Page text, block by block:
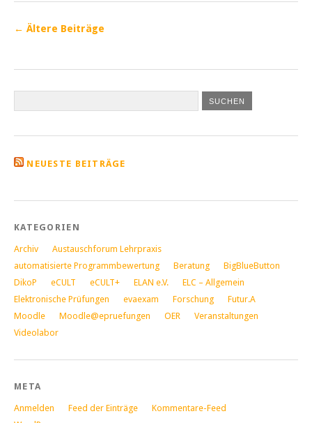
← Ältere Beiträge
NEUESTE BEITRÄGE
KATEGORIEN
Archiv
Austauschforum Lehrpraxis
automatisierte Programmbewertung
Beratung
BigBlueButton
DikoP
eCULT eCULT+ ELAN e.V.
ELC – Allgemein
Elektronische Prüfungen
evaexam Forschung
Futur.A
Moodle
Moodle@epruefungen OER
Veranstaltungen
Videolabor
META
Anmelden Feed der Einträge
Kommentare-Feed